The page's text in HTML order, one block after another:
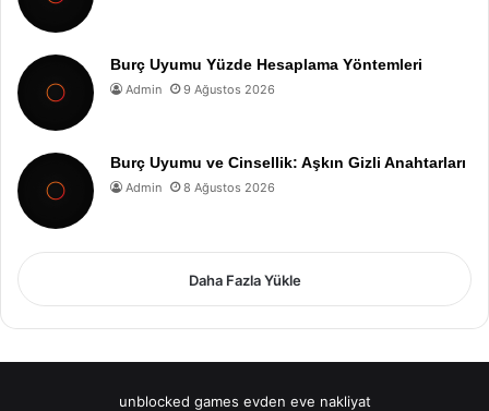
Burç Uyumu Yüzde Hesaplama Yöntemleri
Admin 9 Ağustos 2026
Burç Uyumu ve Cinsellik: Aşkın Gizli Anahtarları
Admin 8 Ağustos 2026
Daha Fazla Yükle
unblocked games evden eve nakliyat